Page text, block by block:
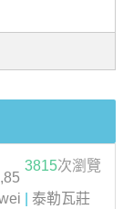
3815次瀏覽
泰勒瓦莊